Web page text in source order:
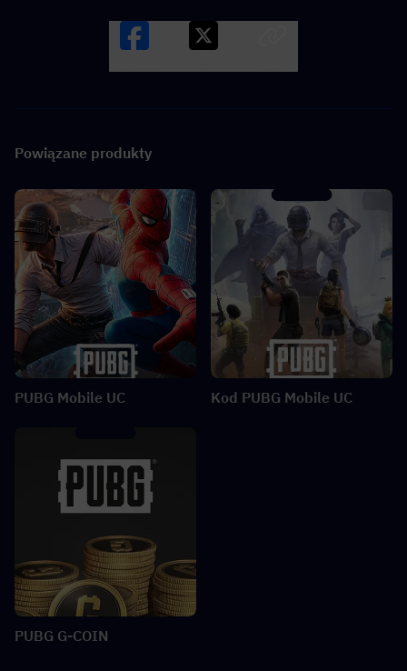
Powiązane produkty
PUBG Mobile UC Kod PUBG Mobile UC
PUBG G-COIN